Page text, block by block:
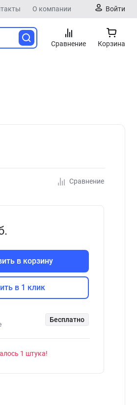
О компании Войти
Сравнение Корзина
Сравнение
в корзину
в 1 клик
Бесплатно
1 штука